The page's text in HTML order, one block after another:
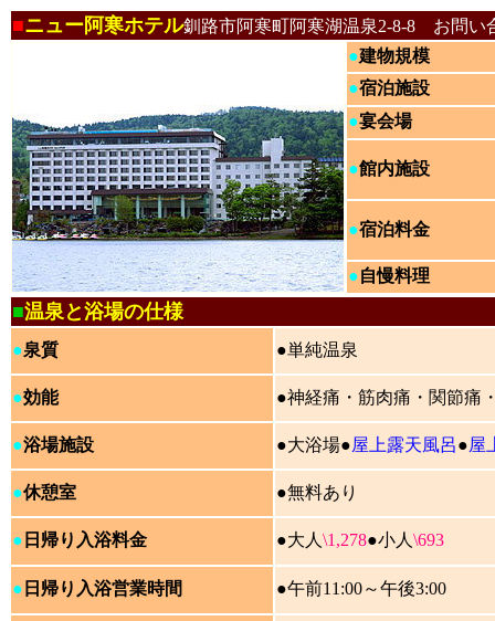
■ニュー阿寒ホテル釧路市阿寒町阿寒湖温泉2-8-8 お問い
●建物規模
●宿泊施設
●宴会場
●館内施設
●宿泊料金
●自慢料理
■温泉と浴場の仕様
●泉質 ●単純温泉
●効能 ●神経痛・筋肉痛・関節痛
●浴場施設 ●大浴場●屋上露天風呂●屋
●休憩室 ●無料あり
● 日帰り入浴料金 ●大人 \1,278●小人 \693
● 日帰り入浴営業時間 ●午前11:00～午後3:00